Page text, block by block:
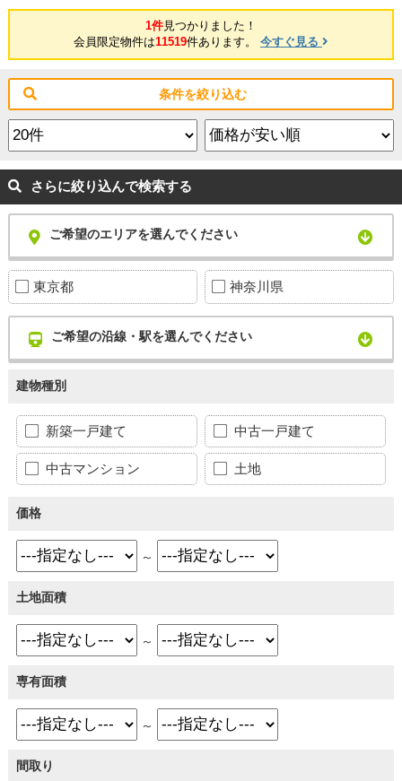
1件見つかりました！
会員限定物件は11519件あります。 今すぐ見る
条件を絞り込む
さらに絞り込んで検索する
ご希望のエリアを選んでください
東京都 神奈川県
ご希望の沿線・駅を選んでください
建物種別
新築一戸建て 中古一戸建て
中古マンション 土地
価格
～
土地面積
～
専有面積
～
間取り